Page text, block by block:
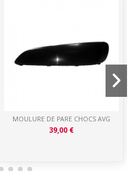
MOULURE DE PARE CHOCS AVG
39,00 €